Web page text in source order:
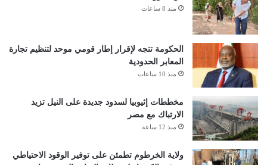
منذ 8 ساعات
الحكومة تتجه لإقرار إطار قومي موحد لتنظيم تجارة
المعابر الحدودية
منذ 10 ساعات
مخططات إثيوبيا لسدود جديدة على النيل تزيد
الارتباك مع مصر
منذ 12 ساعة
ولاية الخرطوم تطمئن على توفير الوقود الاحتياطي